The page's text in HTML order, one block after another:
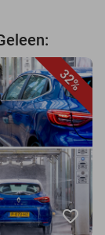
32%
favorite_border